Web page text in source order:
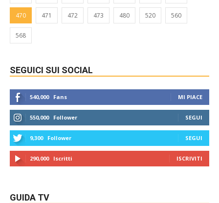
470 471 472 473 480 520 560
568
SEGUICI SUI SOCIAL
540,000 Fans MI PIACE
550,000 Follower SEGUI
9,300 Follower SEGUI
290,000 Iscritti ISCRIVITI
GUIDA TV